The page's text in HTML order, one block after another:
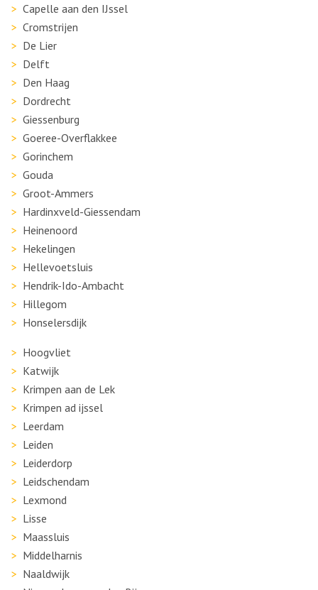
Capelle aan den IJssel
Cromstrijen
De Lier
Delft
Den Haag
Dordrecht
Giessenburg
Goeree-Overflakkee
Gorinchem
Gouda
Groot-Ammers
Hardinxveld-Giessendam
Heinenoord
Hekelingen
Hellevoetsluis
Hendrik-Ido-Ambacht
Hillegom
Honselersdijk
Hoogvliet
Katwijk
Krimpen aan de Lek
Krimpen ad ijssel
Leerdam
Leiden
Leiderdorp
Leidschendam
Lexmond
Lisse
Maassluis
Middelharnis
Naaldwijk